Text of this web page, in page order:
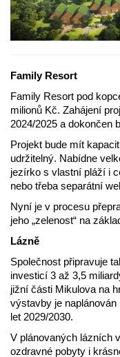
Family Resort
Family Resort pod
milionů Kč. Zahájení
2024/2025 a dokončen
Projekt bude mít
udržitelný. Nabídne
jezírko s vlastní pláží i
nebo třeba separátní
Nyní je v procesu
jeho „zelenost“ na
Lázně
Společnost připravuje
investicí 3 až 3,5
jižní části Mikulova na
výstavby je naplánován
let 2029/2030.
V plánovaných lázních
ozdravné pobyty i